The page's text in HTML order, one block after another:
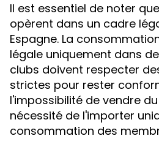
Il est essentiel de noter
opèrent dans un cadre
Espagne. La
légale uniquement dans
clubs doivent respecter
strictes pour rester
l'impossibilité de vendre
nécessité de l'importer
consommation des